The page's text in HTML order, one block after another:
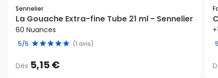
Sennelier
La Gouache Extra-fine Tube 21 ml - Sennelier
60 Nuances
5/5 (1 avis)
Dès 5,15 €